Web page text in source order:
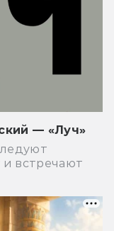
— «Луч»
встречают